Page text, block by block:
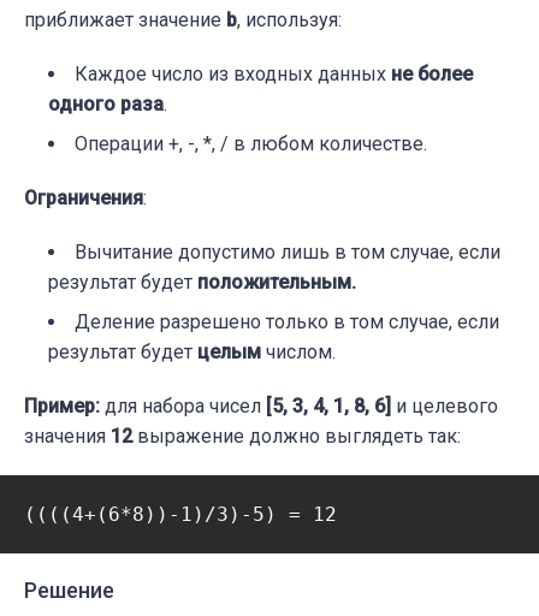
date:
print(zeller_congruence(day, month,
приближает значение b, используя:
Каждое число из входных данных не более
одного раза.
Операции +, -, *, / в любом количестве.
Ограничения:
Вычитание допустимо лишь в том случае, если
результат будет положительным.
Деление разрешено только в том случае, если
результат будет целым числом.
Пример: для набора чисел [5, 3, 4, 1, 8, 6] и целевого
значения 12выражение должно выглядеть так:
((((4+(6*8))-1)/3)-5) = 12
Решение